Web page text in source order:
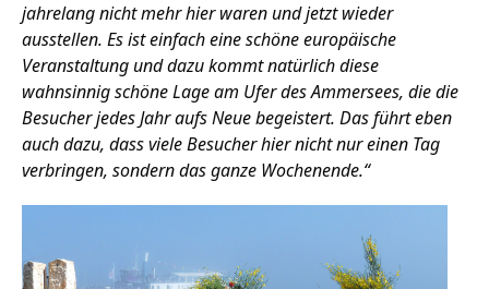
jahrelang nicht mehr hier waren und jetzt wieder
ausstellen. Es ist einfach eine schöne europäische
Veranstaltung und dazu kommt natürlich diese
wahnsinnig schöne Lage am Ufer des Ammersees, die die
Besucher jedes Jahr aufs Neue begeistert. Das führt eben
auch dazu, dass viele Besucher hier nicht nur einen Tag
verbringen, sondern das ganze Wochenende.“